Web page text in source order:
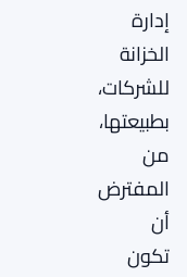
إدارة
الخزانة
للشركات،
بطبيعتها،
من
المفترض
أن
تكون